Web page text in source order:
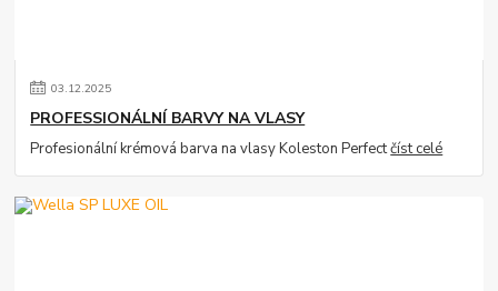
03.12.2025
PROFESSIONÁLNÍ BARVY NA VLASY
Profesionální krémová barva na vlasy Koleston Perfectčíst celé